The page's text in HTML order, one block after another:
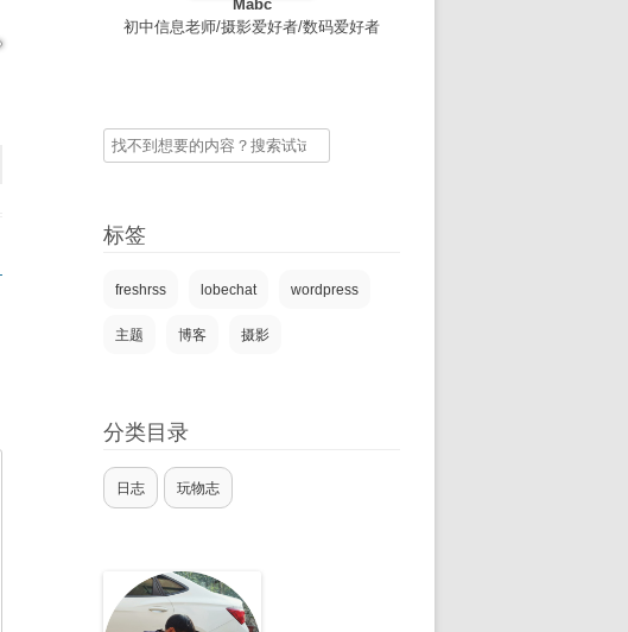
Mabc
初中信息老师/摄影爱好者/数码爱好者
搜
标签
freshrss lobechat wordpress
主题 博客 摄影
分类目录
日志 玩物志